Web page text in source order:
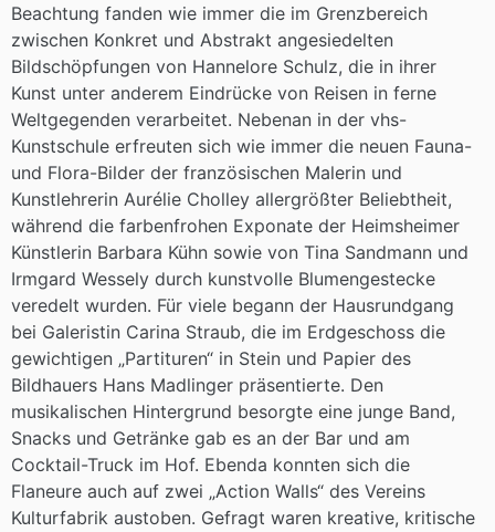
Beachtung fanden wie immer die im Grenzbereich
zwischen Konkret und Abstrakt angesiedelten
Bildschöpfungen von Hannelore Schulz, die in ihrer
Kunst unter anderem Eindrücke von Reisen in ferne
Weltgegenden verarbeitet. Nebenan in der vhs-
Kunstschule erfreuten sich wie immer die neuen Fauna-
und Flora-Bilder der französischen Malerin und
Kunstlehrerin Aurélie Cholley allergrößter Beliebtheit,
während die farbenfrohen Exponate der Heimsheimer
Künstlerin Barbara Kühn sowie von Tina Sandmann und
Irmgard Wessely durch kunstvolle Blumengestecke
veredelt wurden. Für viele begann der Hausrundgang
bei Galeristin Carina Straub, die im Erdgeschoss die
gewichtigen „Partituren“ in Stein und Papier des
Bildhauers Hans Madlinger präsentierte. Den
musikalischen Hintergrund besorgte eine junge Band,
Snacks und Getränke gab es an der Bar und am
Cocktail-Truck im Hof. Ebenda konnten sich die
Flaneure auch auf zwei „Action Walls“ des Vereins
Kulturfabrik austoben. Gefragt waren kreative, kritische